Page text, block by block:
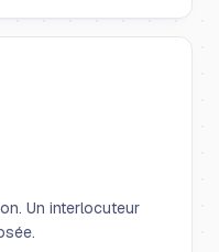
Un interlocuteur